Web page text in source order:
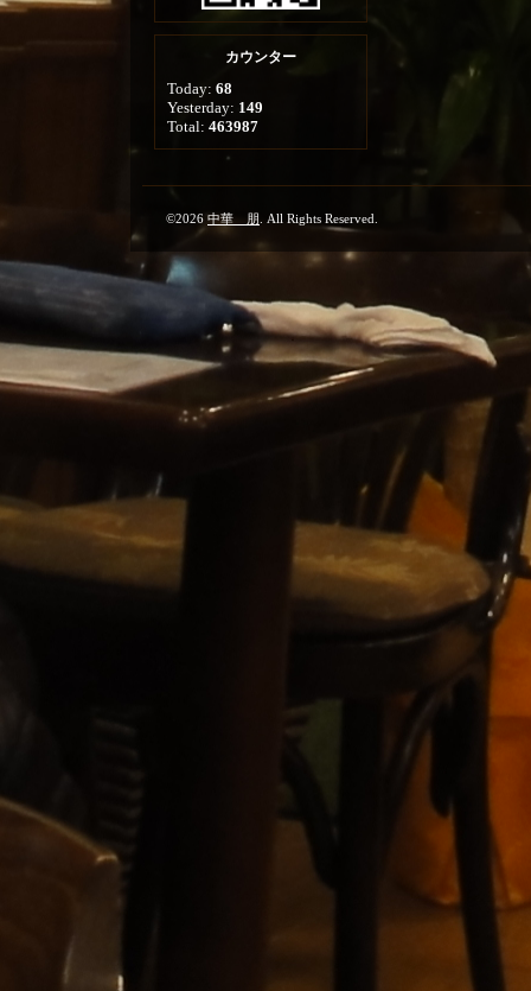
カウンター
Today: 68
Yesterday: 149
Total: 463987
©2026 中華 朋 . All Rights Reserved.